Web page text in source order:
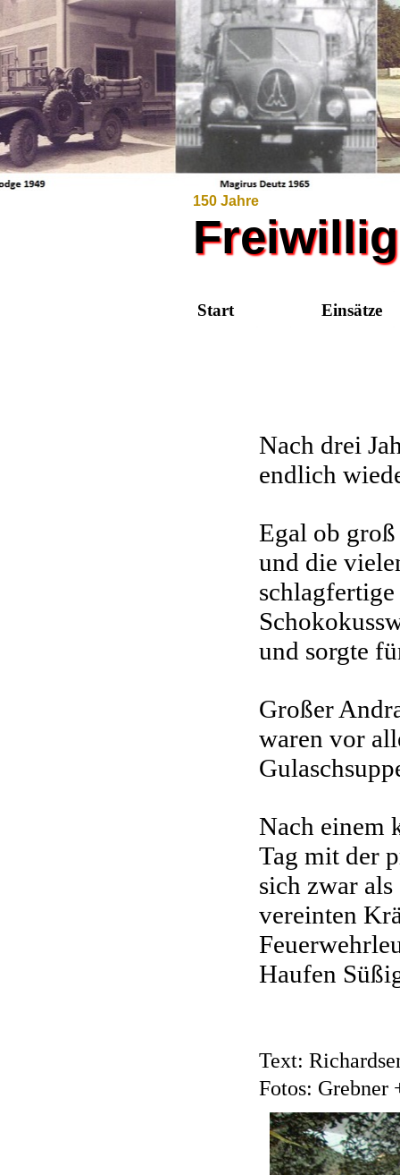
Start Einsätze
150 Jahre
Nach drei
endlich
Egal ob
und die
schlagfertige
und sorgte
Großer
waren vor
Nach einem
Tag mit der
sich zwar
vereinten
Haufen
Text:
Fotos: Grebner